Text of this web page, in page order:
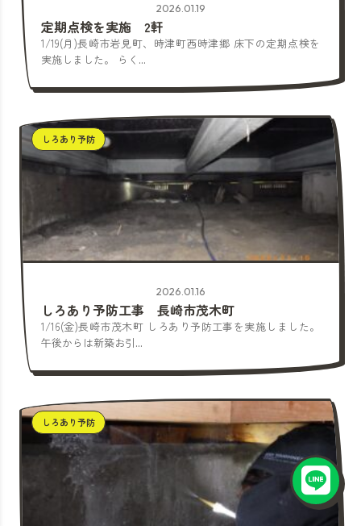
2026.01.19
定期点検を実施 2軒
1/19(月)長崎市岩見町、時津町西時津郷 床下の定期点検を
実施しました。 らく...
しろあり予防
2026.01.16
しろあり予防工事 長崎市茂木町
1/16(金)長崎市茂木町 しろあり予防工事を実施しました。
午後からは新築お引...
しろあり予防